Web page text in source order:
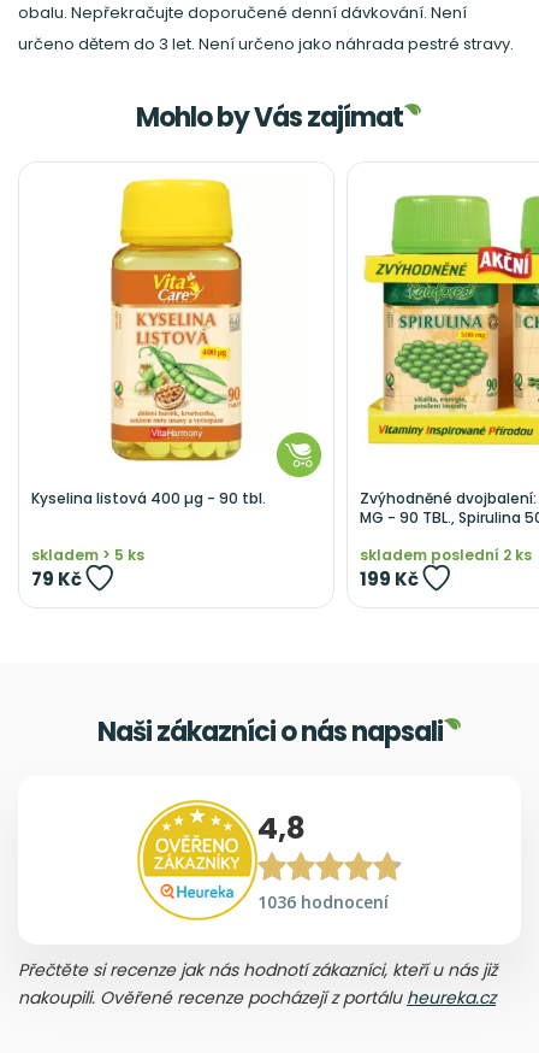
obalu. Nepřekračujte doporučené denní dávkování. Není
určeno dětem do 3 let. Není určeno jako náhrada pestré stravy.
Mohlo by Vás zajímat
Kyselina listová 400 µg - 90 tbl.
skladem > 5 ks
79 Kč
Zvýhodněné
MG - 90 TBL., Spirulina
skladem poslední 2 ks
199 Kč
Naši zákazníci o nás napsali
4,8
1036 hodnocení
Přečtěte si recenze jak nás hodnotí zákazníci, kteří u nás již
nakoupili. Ověřené recenze pocházejí z portálu heureka.cz